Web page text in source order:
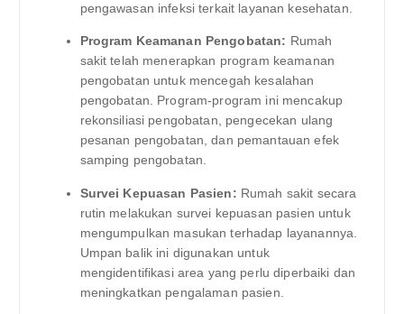
pengawasan infeksi terkait layanan kesehatan.
Program Keamanan Pengobatan: Rumah
sakit telah menerapkan program keamanan
pengobatan untuk mencegah kesalahan
pengobatan. Program-program ini mencakup
rekonsiliasi pengobatan, pengecekan ulang
pesanan pengobatan, dan pemantauan efek
samping pengobatan.
Survei Kepuasan Pasien: Rumah sakit secara
rutin melakukan survei kepuasan pasien untuk
mengumpulkan masukan terhadap layanannya.
Umpan balik ini digunakan untuk
mengidentifikasi area yang perlu diperbaiki dan
meningkatkan pengalaman pasien.